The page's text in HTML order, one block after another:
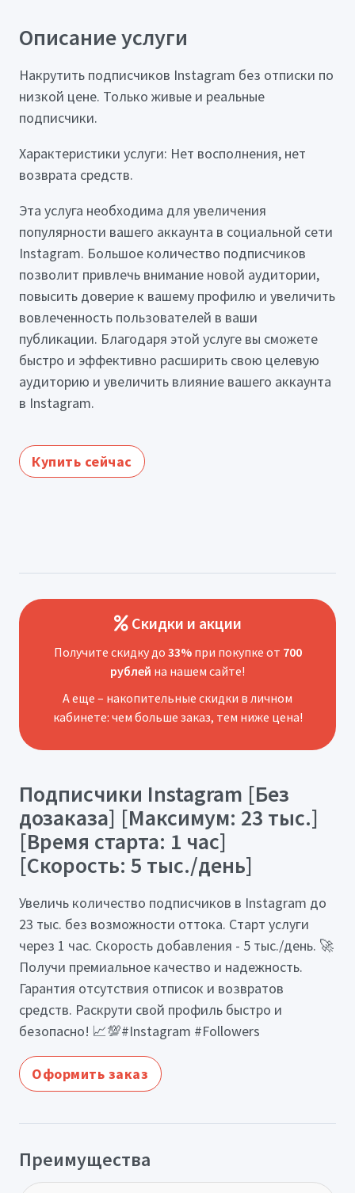
Описание услуги
Накрутить подписчиков Instagram без отписки по
низкой цене. Только живые и реальные
подписчики.
Характеристики услуги: Нет восполнения, нет
возврата средств.
Эта услуга необходима для увеличения
популярности вашего аккаунта в социальной сети
Instagram. Большое количество подписчиков
позволит привлечь внимание новой аудитории,
повысить доверие к вашему профилю и увеличить
вовлеченность пользователей в ваши
публикации. Благодаря этой услуге вы сможете
быстро и эффективно расширить свою целевую
аудиторию и увеличить влияние вашего аккаунта
в Instagram.
Купить сейчас
Скидки и акции
Получите скидку до 33%при покупке от 700
рублей на нашем сайте!
А еще – накопительные скидки в личном
кабинете: чем больше заказ, тем ниже цена!
Подписчики Instagram [Без
дозаказа] [Максимум: 23 тыс.]
[Время старта: 1 час]
[Скорость: 5 тыс./день]
Увеличь количество подписчиков в Instagram до
23 тыс. без возможности оттока. Старт услуги
через 1 час. Скорость добавления - 5 тыс./день. 🚀
Получи премиальное качество и надежность.
Гарантия отсутствия отписок и возвратов
средств. Раскрути свой профиль быстро и
безопасно! 📈💯#Instagram #Followers
Оформить заказ
Преимущества